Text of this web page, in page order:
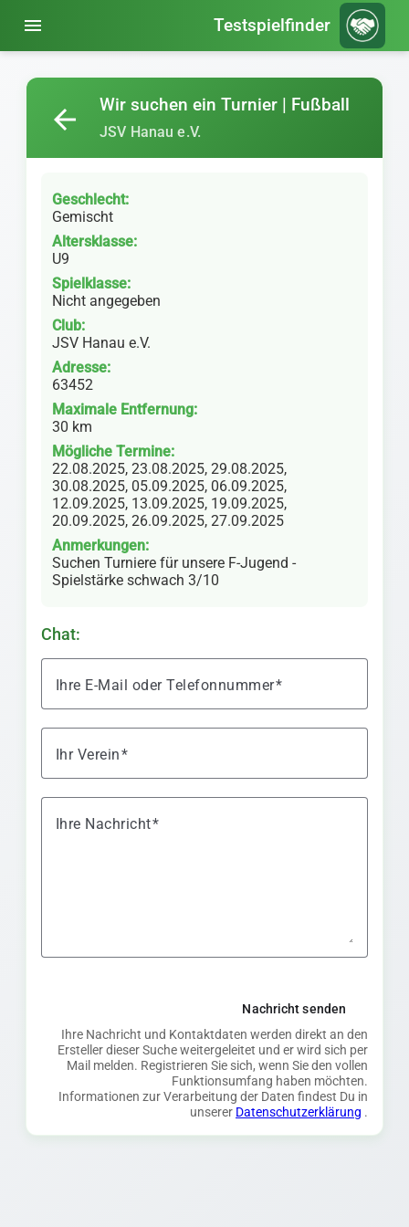
menu Testspielfinder
Wir suchen ein Turnier | Fußball
JSV Hanau e.V.
arrow_back
Geschlecht:
Gemischt
Altersklasse:
U9
Spielklasse:
Nicht angegeben
Club:
JSV Hanau e.V.
Adresse:
63452
Maximale Entfernung:
30 km
Mögliche Termine:
22.08.2025, 23.08.2025, 29.08.2025,
30.08.2025, 05.09.2025, 06.09.2025,
12.09.2025, 13.09.2025, 19.09.2025,
20.09.2025, 26.09.2025, 27.09.2025
Anmerkungen:
Suchen Turniere für unsere F-Jugend -
Spielstärke schwach 3/10
Chat:
Ihre E-Mail oder Telefonnummer
Ihr Verein
Ihre Nachricht
Nachricht senden
Ihre Nachricht und Kontaktdaten werden direkt an den
Ersteller dieser Suche weitergeleitet und er wird sich per
Mail melden. Registrieren Sie sich, wenn Sie den vollen
Funktionsumfang haben möchten.
Informationen zur Verarbeitung der Daten findest Du in
unserer Datenschutzerklärung .